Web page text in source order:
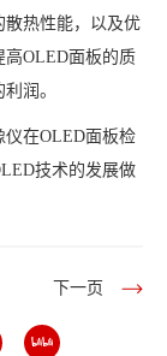
散热性能，以及优
高OLED面板的质
润。
仪在OLED面板检
技术的发展做
下一页